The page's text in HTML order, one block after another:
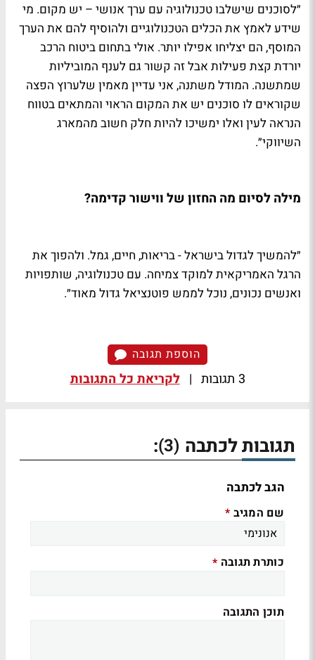
״לסוכנים שישלבו טכנולוגיה עם ערך אנושי – יש מקום. מי
שידע לאמץ את הכלים הטכנולוגיים ולהוסיף להם את הערך
המוסף, הם יצליחו אפילו יותר. אולי בתחום ביטוח הרכב
יורדת קצת פעילות אבל זה קשור גם לענף המוביליות
שמתשנה. המודל משתנה, אני עדיין מאמין שלערוץ הפצה
שקוראים לו סוכנים יש את המקום הראוי והמתאים בטווח
הנראה לעין ואלו ימשיכו להיות חלק חשוב מהמארג
השיווקי״.
מילה לסיום מה החזון של ווישור קדימה?
״להמשיך לגדול בישראל - בריאות, חיים, גמל. ולהפוך את
הרגל האמריקאית למוקד צמיחה. עם טכנולוגיה, שותפויות
ואנשים נכונים, נוכל לממש פוטנציאל גדול מאוד״.
הוספת תגובה
3 תגובות | לקריאת כל התגובות
תגובות לכתבה (3)
:
הגב לכתבה
שם המגיב *
כותרת תגובה *
תוכן התגובה